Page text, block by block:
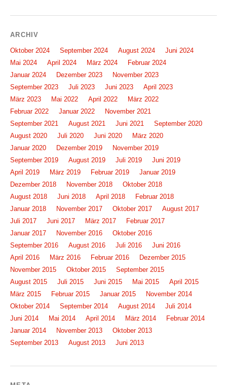
ARCHIV
Oktober 2024 September 2024 August 2024
Juni 2024
Mai 2024
April 2024 März 2024
Februar 2024
Januar 2024
Dezember 2023
November 2023
September 2023
Juli 2023 Juni 2023
April 2023
März 2023
Mai 2022 April 2022
März 2022
Februar 2022
Januar 2022
November 2021
September 2021
August 2021 Juni 2021
September 2020
August 2020
Juli 2020 Juni 2020
März 2020
Januar 2020
Dezember 2019
November 2019
September 2019
August 2019 Juli 2019
Juni 2019
April 2019
März 2019 Februar 2019
Januar 2019
Dezember 2018
November 2018
Oktober 2018
August 2018
Juni 2018 April 2018
Februar 2018
Januar 2018
November 2017 Oktober 2017
August 2017
Juli 2017
Juni 2017 März 2017
Februar 2017
Januar 2017
November 2016
Oktober 2016
September 2016
August 2016 Juli 2016
Juni 2016
April 2016
März 2016 Februar 2016
Dezember 2015
November 2015
Oktober 2015
September 2015
August 2015
Juli 2015 Juni 2015 Mai 2015
April 2015
März 2015
Februar 2015 Januar 2015
November 2014
Oktober 2014
September 2014 August 2014
Juli 2014
Juni 2014
Mai 2014 April 2014 März 2014
Februar 2014
Januar 2014
November 2013
Oktober 2013
September 2013
August 2013 Juni 2013